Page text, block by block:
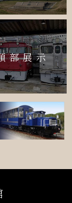
部展示